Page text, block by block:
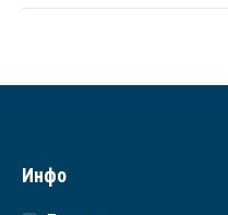
Инфо